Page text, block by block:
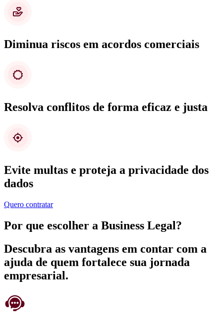
Diminua riscos em acordos comerciais
Resolva conflitos de forma eficaz e justa
Evite multas e proteja a privacidade dos
dados
Quero contratar
Por que escolher a Business Legal?
Descubra as vantagens em contar com a
ajuda de quem fortalece sua jornada
empresarial.